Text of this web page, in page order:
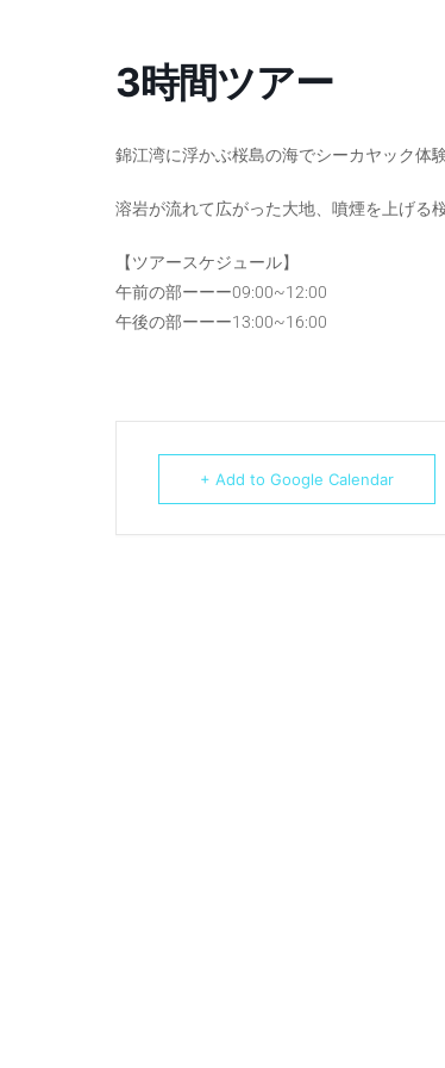
3時間ツアー
錦江湾に浮かぶ桜島の海でシーカヤック体
溶岩が流れて広がった大地、噴煙を上げる
【ツアースケジュール】
午前の部ーーー09:00~12:00
午後の部ーーー13:00~16:00
+ Add to Google Calendar